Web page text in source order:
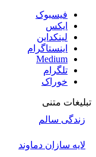
فیسبوک
ایکس
لینکداین
اینستاگرام
Medium
تلگرام
خوراک
تبلیغات متنی
زندگی سالم
لایه سازان دماوند